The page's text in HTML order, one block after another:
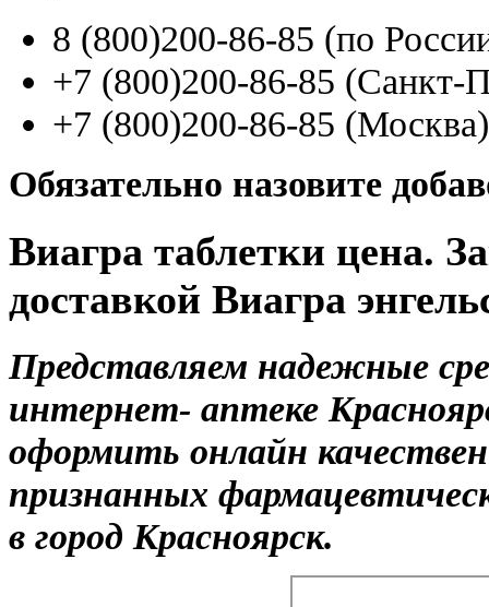
8 (800)200-86-85 (по
+7 (800)200-86-85 (Санкт-
+7 (800)200-86-85 (Москва)
Обязательно назовите
Виагра таблетки цена.
доставкой Виагра
Представляем надежные
интернет- аптеке
оформить онлайн
признанных
в город Красноярск.